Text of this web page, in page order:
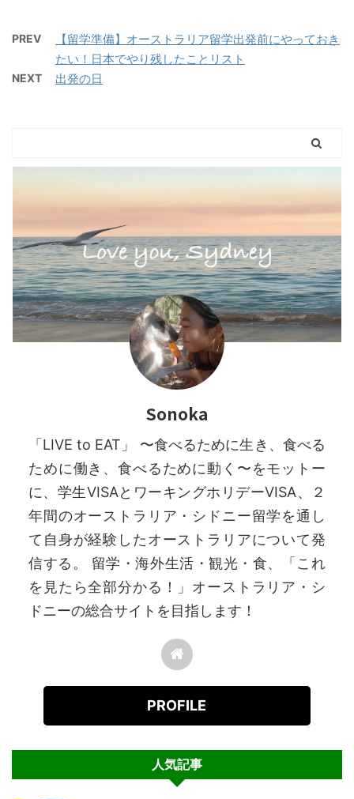
PREV
【留学準備】オーストラリア留学出発前にやっておき
たい！日本でやり残したことリスト
NEXT 出発の日
Sonoka
「LIVE to EAT」 〜食べるために生き、食べる
ために働き、食べるために動く〜をモットー
に、学生VISAとワーキングホリデーVISA、２
年間のオーストラリア・シドニー留学を通し
て自身が経験したオーストラリアについて発
信する。 留学・海外生活・観光・食、「これ
を見たら全部分かる！」オーストラリア・シ
ドニーの総合サイトを目指します！
PROFILE
人気記事